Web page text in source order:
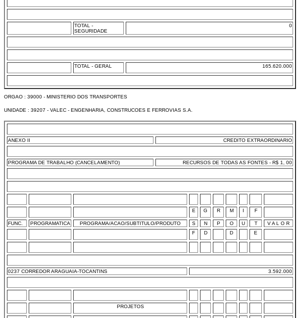
TOTAL -
SEGURIDADE
0
TOTAL - GERAL 165.620.000
ORGAO : 39000 - MINISTERIO DOS TRANSPORTES
UNIDADE : 39207 - VALEC - ENGENHARIA, CONSTRUCOES E FERROVIAS S.A.
ANEXO II CREDITO EXTRAORDINARIO
PROGRAMA DE TRABALHO (CANCELAMENTO) RECURSOS DE TODAS AS FONTES - R$ 1, 00
E G R M F
FUNC. PROGRAMATICA PROGRAMA/ACAO/SUBTITULO/PRODUTO S N P O U T
V A L O R
F
D D E
0237 CORREDOR ARAGUAIA-TOCANTINS 3.592.000
PROJETOS